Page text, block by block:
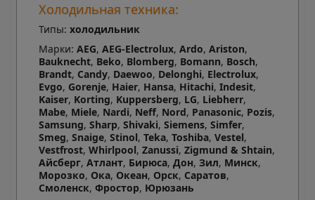
Холодильная техника:
Типы: холодильник
Марки: AEG, AEG-Electrolux, Ardo, Ariston,
Bauknecht, Beko, Blomberg, Bomann, Bosch,
Brandt, Candy, Daewoo, Delonghi, Electrolux,
Evgo, Gorenje, Haier, Hansa, Hitachi, Indesit,
Kaiser, Korting, Kuppersberg, LG, Liebherr,
Mabe, Miele, Nardi, Neff, Nord, Panasonic, Pozis,
Samsung, Sharp, Shivaki, Siemens, Simfer,
Smeg, Snaige, Stinol, Teka, Toshiba, Vestel,
Vestfrost, Whirlpool, Zanussi, Zigmund & Shtain,
Айсберг, Атлант, Бирюса, Дон, Зил, Минск,
Морозко, Ока, Океан, Орск, Саратов,
Смоленск, Фростор, Юрюзань